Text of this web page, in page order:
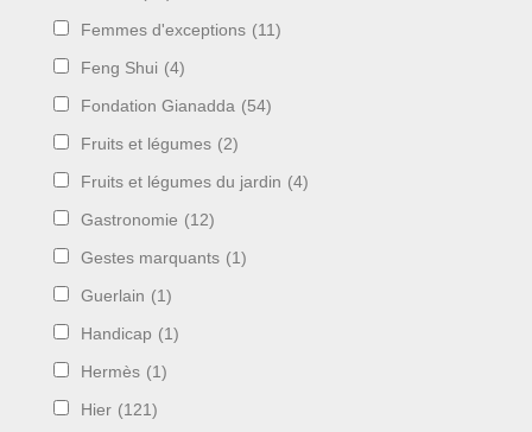
Femmes d'exceptions (11)
Feng Shui (4)
Fondation Gianadda (54)
Fruits et légumes (2)
Fruits et légumes du jardin (4)
Gastronomie (12)
Gestes marquants (1)
Guerlain (1)
Handicap (1)
Hermès (1)
Hier (121)